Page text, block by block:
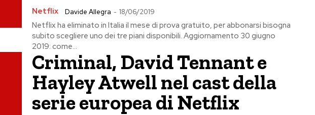
Netflix Davide Allegra - 18/06/2019
Netflix ha eliminato in Italia il mese di prova gratuito, per abbonarsi bisogna
subito scegliere uno dei tre piani disponibili. Aggiornamento 30 giugno
2019: come...
Criminal, David Tennant e
Hayley Atwell nel cast della
serie europea di Netflix